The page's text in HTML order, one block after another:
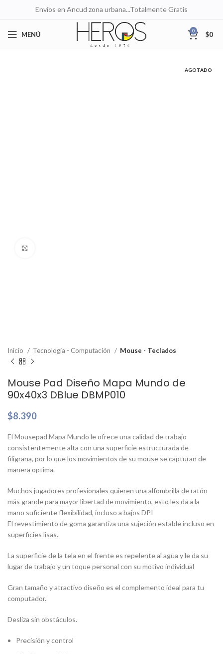
Envíos en Ancud zona urbana...Totalmente Gratis
MENÚ 0 $0
AGOTADO
Inicio Tecnología - Computación Mouse - Teclados
Mouse Pad Diseño Mapa Mundo de
90x40x3 DBlue DBMP010
$8.390
El Mousepad Mapa Mundo le ofrece una calidad de trabajo
consistentemente alta con una superficie estructurada de
filigrana, por lo que los movimientos de su mouse se capturan de
manera optima.
Muchos jugadores profesionales quieren una alfombrilla de ratón
más grande para mayor libertad de movimiento, esto les da a la
mano suficiente flexibilidad, incluso a bajos DPI
El revestimiento de goma garantiza una sujeción estable incluso en
superficies lisas.
La superficie de la tela en el frente es repelente al agua y le da su
lugar de trabajo y un toque personal con su motivo individual
Gran tamaño y atractivo diseño es el complemento ideal para tu
computador.
Desliza sin obstáculos.
Precisión y control